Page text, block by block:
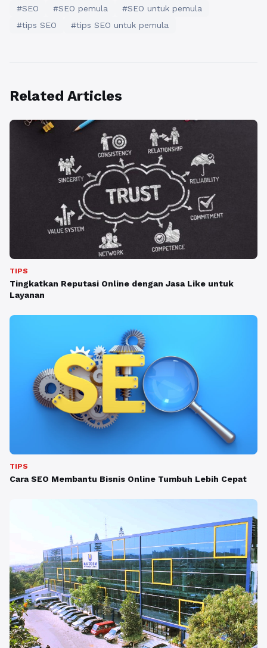
#SEO #SEO pemula
#SEO untuk pemula
#tips SEO
#tips SEO untuk pemula
Related Articles
TIPS
Tingkatkan Reputasi Online dengan Jasa Like untuk
Layanan
TIPS
Cara SEO Membantu Bisnis Online Tumbuh Lebih Cepat